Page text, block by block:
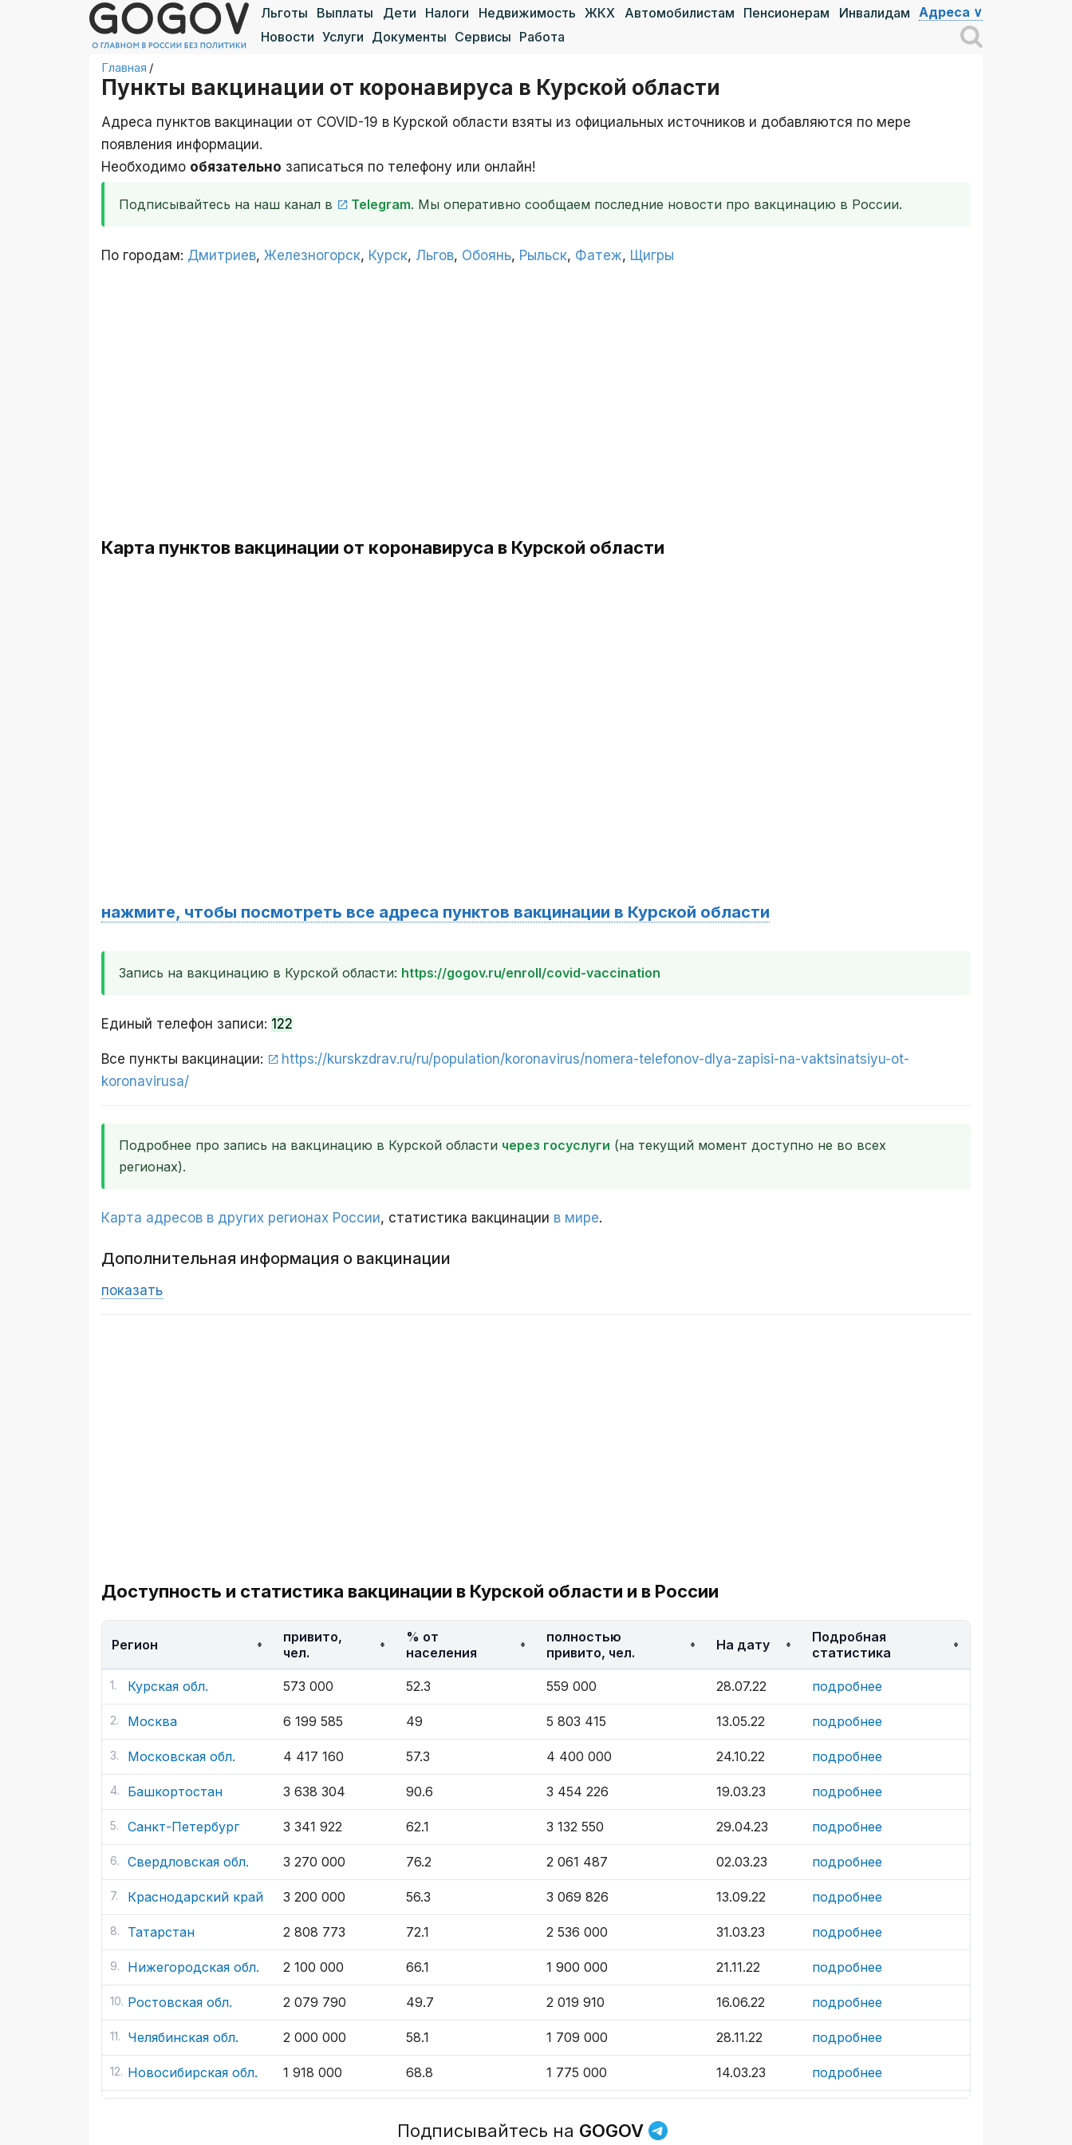
Льготы Выплаты Дети Налоги Недвижимость ЖКХ Автомобилистам Пенсионерам Инвалидам Адреса ∨
Новости Услуги Документы Сервисы Работа
Главная /
Пункты вакцинации от коронавируса в Курской области
Адреса пунктов вакцинации от COVID-19 в Курской области взяты из официальных источников и добавляются по мере
появления информации.
Необходимо обязательно записаться по телефону или онлайн!
Подписывайтесь на наш канал в Telegram. Мы оперативно сообщаем последние новости про вакцинацию в России.
По городам: Дмитриев, Железногорск, Курск, Льгов, Обоянь, Рыльск, Фатеж, Щигры
Карта пунктов вакцинации от коронавируса в Курской области
нажмите, чтобы посмотреть все адреса пунктов вакцинации в Курской области
Запись на вакцинацию в Курской области: https://gogov.ru/enroll/covid-vaccination
Единый телефон записи: 122
Все пункты вакцинации:
https://kurskzdrav.ru/ru/population/koronavirus/nomera-telefonov-dlya-zapisi-na-vaktsinatsiyu-ot-
koronavirusa/
Подробнее про запись на вакцинацию в Курской области через госуслуги (на текущий момент доступно не во всех
регионах).
Карта адресов в других регионах России, статистика вакцинации в мире.
Дополнительная информация о вакцинации
показать
Доступность и статистика вакцинации в Курской области и в России
Регион
привито,
чел.
% от
населения
полностью
привито, чел.
На дату
Подробная
статистика
Курская обл. 573 000 52.3 559 000 28.07.22 подробнее
Москва 6 199 585 49 5 803 415 13.05.22 подробнее
Московская обл. 4 417 160 57.3 4 400 000 24.10.22 подробнее
Башкортостан 3 638 304 90.6 3 454 226 19.03.23 подробнее
Санкт-Петербург 3 341 922 62.1 3 132 550 29.04.23 подробнее
Свердловская обл. 3 270 000 76.2 2 061 487 02.03.23 подробнее
Краснодарский край 3 200 000 56.3 3 069 826 13.09.22 подробнее
Татарстан 2 808 773 72.1 2 536 000 31.03.23 подробнее
Нижегородская обл. 2 100 000 66.1 1 900 000 21.11.22 подробнее
Ростовская обл. 2 079 790 49.7 2 019 910 16.06.22 подробнее
Челябинская обл. 2 000 000 58.1 1 709 000 28.11.22 подробнее
Новосибирская обл. 1 918 000 68.8 1 775 000 14.03.23 подробнее
Подписывайтесь на GOGOV